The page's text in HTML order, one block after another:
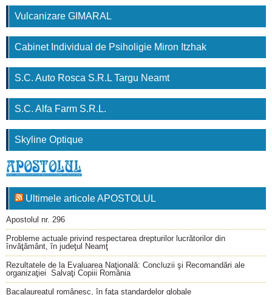
Vulcanizare GIMARAL
Cabinet Individual de Psiholigie Miron Itzhak
S.C. Auto Rosca S.R.L Targu Neamt
S.C. Alfa Farm S.R.L.
Skyline Optique
Ultimele articole APOSTOLUL
Apostolul nr. 296
Probleme actuale privind respectarea drepturilor lucrătorilor din
învăţământ, în judeţul Neamţ
Rezultatele de la Evaluarea Naţională: Concluzii şi Recomandări ale
organizaţiei Salvaţi Copiii România
Bacalaureatul românesc, în faţa standardelor globale